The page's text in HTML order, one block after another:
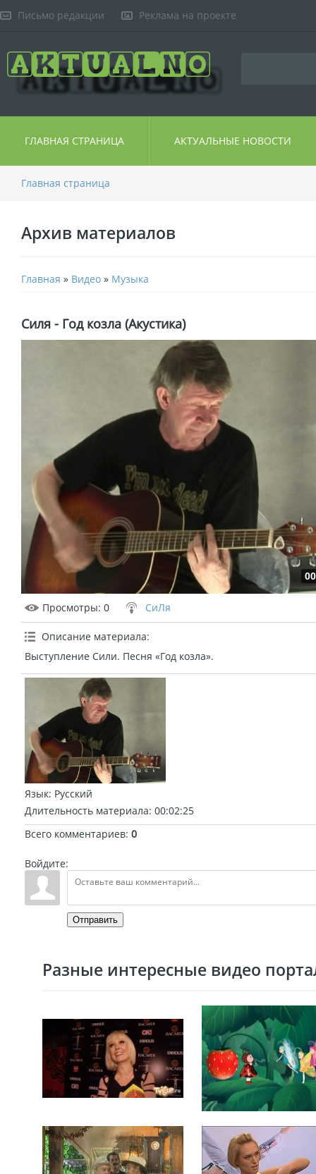
Письмо редакции Реклама на проекте
ГЛАВНАЯ СТРАНИЦА АКТУАЛЬНЫЕ НОВОСТИ
Главная страница
Архив материалов
Главная » Видео » Музыка
Силя - Год козла (Акустика)
Просмотры: 0 СиЛя
Описание материала:
Выступление Сили. Песня «Год козла».
Язык: Русский
Длительность материала: 00:02:25
Всего комментариев: 0
Войдите:
Отправить
Разные интересные видео